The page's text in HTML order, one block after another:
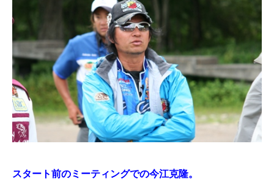
スタート前のミーティングでの今江克隆。